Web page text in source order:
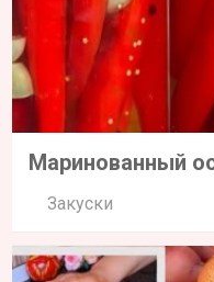
Маринованный
Закуски